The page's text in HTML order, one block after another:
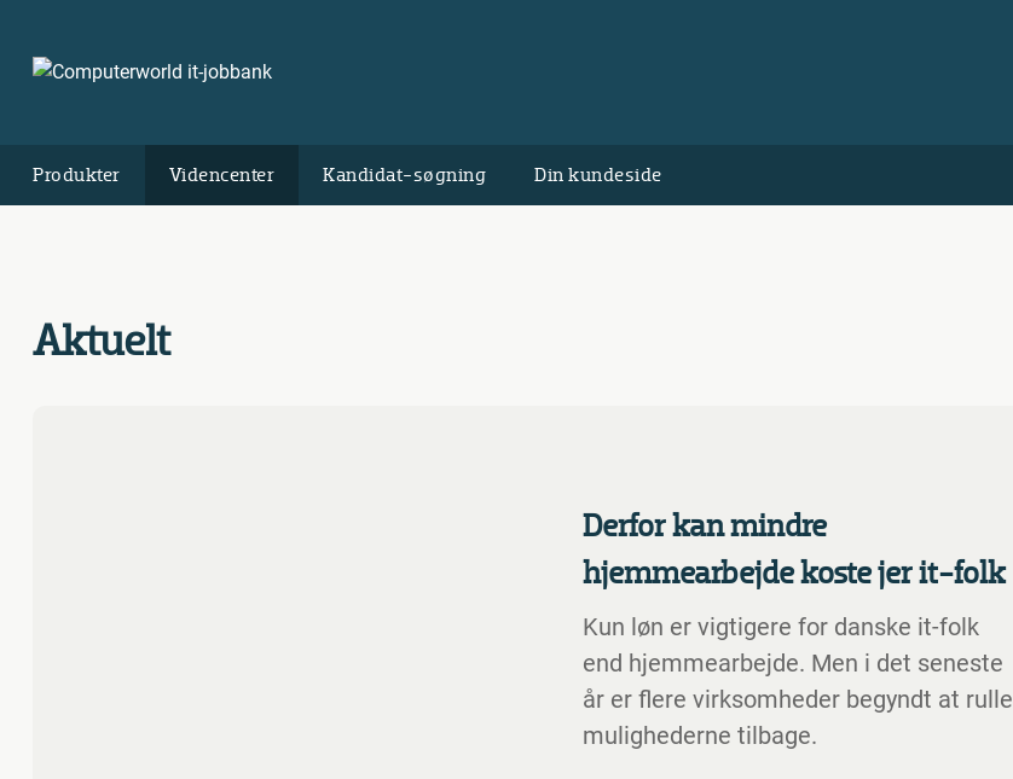
Produkter Videncenter Kandidat-søgning Din kundeside
Aktuelt
Derfor kan mindre
hjemmearbejde koste jer it-folk
Kun løn er vigtigere for danske it-folk
end hjemmearbejde. Men i det seneste
år er flere virksomheder begyndt at rulle
mulighederne tilbage.